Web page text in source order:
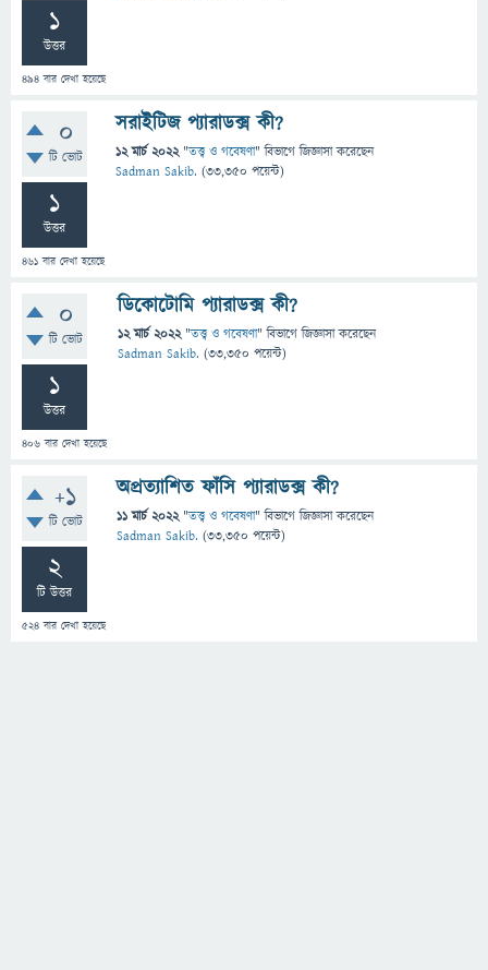
1
উত্তর
494 বার দেখা হয়েছে
0
টি ভোট
1
উত্তর
461 বার দেখা হয়েছে
সরাইটিজ প্যারাডক্স কী?
12 মার্চ 2022 "তত্ত্ব ও গবেষণা" বিভাগে জিজ্ঞাসাকরেছেন
Sadman Sakib. (33,350 পয়েন্ট)
0
টি ভোট
1
উত্তর
406 বার দেখা হয়েছে
ডিকোটোমি প্যারাডক্স কী?
12 মার্চ 2022 "তত্ত্ব ও গবেষণা" বিভাগে জিজ্ঞাসাকরেছেন
Sadman Sakib. (33,350 পয়েন্ট)
+1
টি ভোট
2
টি উত্তর
524 বার দেখা হয়েছে
অপ্রত্যাশিত ফাঁসি প্যারাডক্স কী?
11 মার্চ 2022 "তত্ত্ব ও গবেষণা" বিভাগে জিজ্ঞাসাকরেছেন
Sadman Sakib. (33,350 পয়েন্ট)